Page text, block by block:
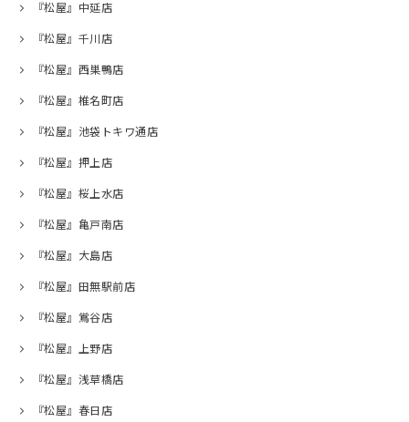
『松屋』中延店
『松屋』千川店
『松屋』西巣鴨店
『松屋』椎名町店
『松屋』池袋トキワ通店
『松屋』押上店
『松屋』桜上水店
『松屋』亀戸南店
『松屋』大島店
『松屋』田無駅前店
『松屋』鴬谷店
『松屋』上野店
『松屋』浅草橋店
『松屋』春日店